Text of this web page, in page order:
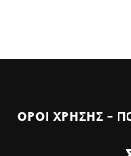
ΟΡΟΙ ΧΡΗΣΗΣ –